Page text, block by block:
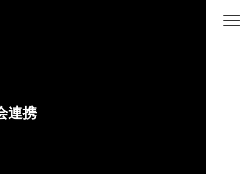
連携
生